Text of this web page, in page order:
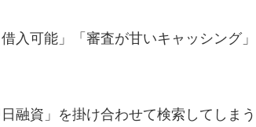
入可能」「審査が甘いキャッシング」
融資」を掛け合わせて検索してしまう